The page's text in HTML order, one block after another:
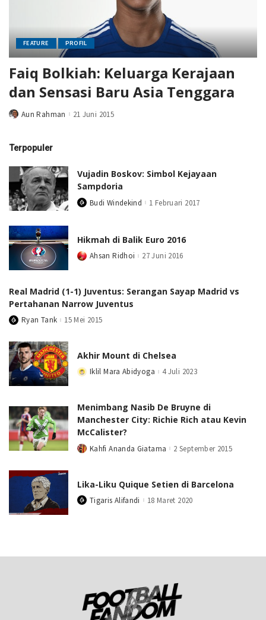
FEATURE PROFIL
Faiq Bolkiah: Keluarga Kerajaan
dan Sensasi Baru Asia Tenggara
PostedAun Rahman 21 Juni 2015
Terpopuler
Vujadin Boskov: Simbol Kejayaan
Sampdoria
PostedBudi Windekind 1 Februari 2017
Hikmah di Balik Euro 2016
PostedAhsan Ridhoi 27 Juni 2016
Real Madrid (1-1) Juventus: Serangan Sayap Madrid vs
Pertahanan Narrow Juventus
PostedRyan Tank 15 Mei 2015
Akhir Mount di Chelsea
PostedIklil Mara Abidyoga 4 Juli 2023
Menimbang Nasib De Bruyne di
Manchester City: Richie Rich atau Kevin
McCalister?
PostedKahfi Ananda Giatama 2 September 2015
Lika-Liku Quique Setien di Barcelona
PostedTigaris Alifandi 18 Maret 2020